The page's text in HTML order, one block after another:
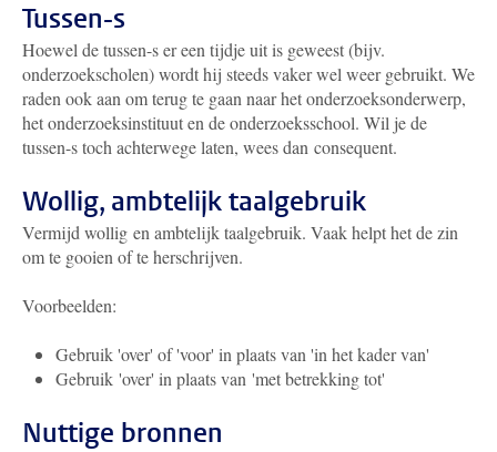
Tussen-s
Hoewel de tussen-s er een tijdje uit is geweest (bijv.
onderzoekscholen) wordt hij steeds vaker wel weer gebruikt. We
raden ook aan om terug te gaan naar het onderzoeksonderwerp,
het onderzoeksinstituut en de onderzoeksschool. Wil je de
tussen-s toch achterwege laten, wees dan consequent.
Wollig, ambtelijk taalgebruik
Vermijd wollig en ambtelijk taalgebruik. Vaak helpt het de zin
om te gooien of te herschrijven.
Voorbeelden:
Gebruik 'over' of 'voor' in plaats van 'in het kader van'
Gebruik 'over' in plaats van 'met betrekking tot'
Nuttige bronnen